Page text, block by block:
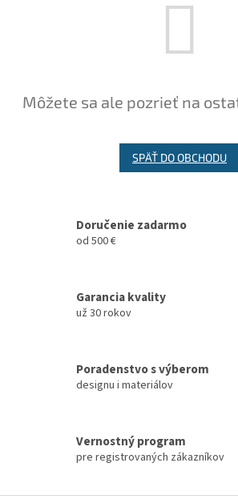
Môžete sa ale pozrieť na
SPÄŤ DO OBCHODU
Doručenie zadarmo
od 500 €
Garancia kvality
už 30 rokov
Poradenstvo s výberom
designu i materiálov
Vernostný program
pre registrovaných zákazníkov